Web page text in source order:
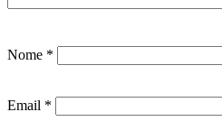
Nome *
Email *